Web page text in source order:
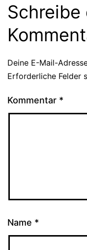
Schreibe
Deine E-Mail-
Erforderliche Felder
Kommentar *
Name *